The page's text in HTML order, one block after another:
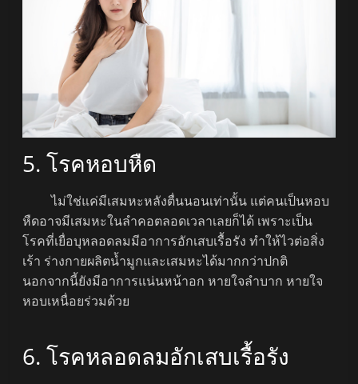
5. โรคหอบหืด
ไม่ใช่แค่มีเสมหะหลังตื่นนอนเท่านั้น แต่คนเป็นหอบ
หืดอาจมีเสมหะในลำคอตลอดเวลาเลยก็ได้ เพราะเป็น
โรคที่เยื่อบุหลอดลมมีอาการอักเสบเรื้อรัง ทำให้ไวต่อสิ่ง
เร้า ร่างกายผลิตน้ำมูกและเสมหะได้มากกว่าปกติ
นอกจากนี้ยังมีอาการแน่นหน้าอก หายใจลำบาก หายใจ
หอบเหนื่อยร่วมด้วย
6. โรคหลอดลมอักเสบเรื้อรัง